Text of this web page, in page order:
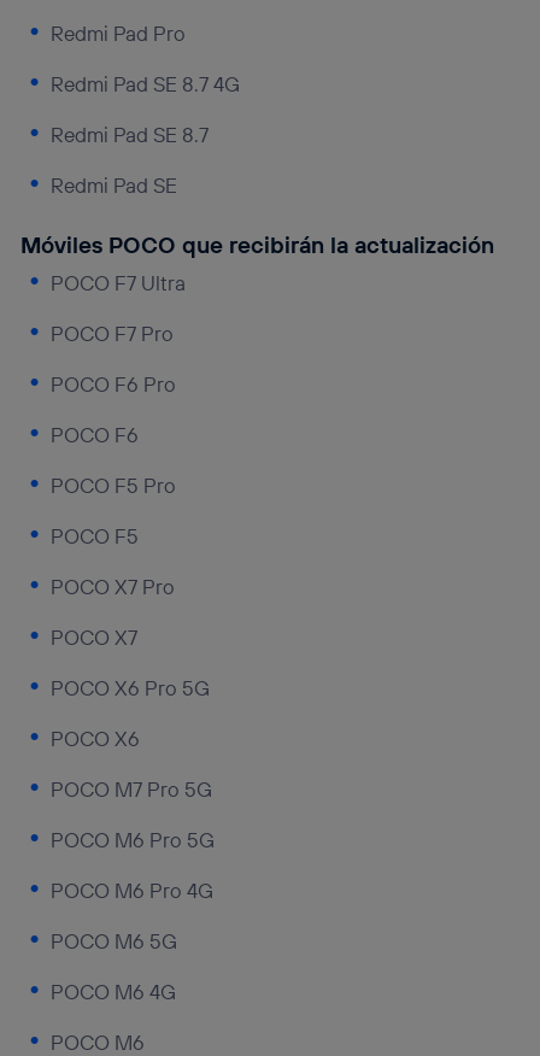
Redmi Pad Pro
Redmi Pad SE 8.7 4G
Redmi Pad SE 8.7
Redmi Pad SE
Móviles POCO que recibirán la actualización
POCO F7 Ultra
POCO F7 Pro
POCO F6 Pro
POCO F6
POCO F5 Pro
POCO F5
POCO X7 Pro
POCO X7
POCO X6 Pro 5G
POCO X6
POCO M7 Pro 5G
POCO M6 Pro 5G
POCO M6 Pro 4G
POCO M6 5G
POCO M6 4G
POCO M6